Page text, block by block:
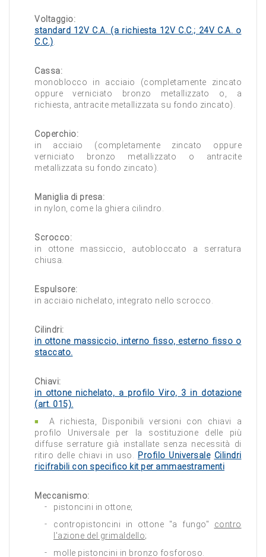
Voltaggio:
standard 12V C.A. (a richiesta 12V C.C.; 24V C.A. o
C.C.)
Cassa:
monoblocco in acciaio (completamente zincato
oppure verniciato bronzo metallizzato o, a
richiesta, antracite metallizzata su fondo zincato).
Coperchio:
in acciaio (completamente zincato oppure
verniciato bronzo metallizzato o antracite
metallizzata su fondo zincato).
Maniglia di presa:
in nylon, come la ghiera cilindro.
Scrocco:
in ottone massiccio, autobloccato a serratura
chiusa.
Espulsore:
in acciaio nichelato, integrato nello scrocco.
Cilindri:
in ottone massiccio, interno fisso, esterno fisso o
staccato.
Chiavi:
in ottone nichelato, a profilo Viro, 3 in dotazione
(art. 015).
A richiesta, Disponibili versioni con chiavi a
profilo Universale per la sostituzione delle più
diffuse serrature già installate senza necessità di
ritiro delle chiavi in uso.
Profilo Universale Cilindri
ricifrabili con specifico kit per ammaestramenti
Meccanismo:
pistoncini in ottone;
contropistoncini in ottone "a fungo" contro
l'azione del grimaldello;
molle pistoncini in bronzo fosforoso.